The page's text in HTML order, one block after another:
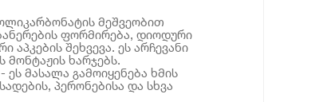
მეშვეობით
ფორმირება, დიოდური
აპკების შეხვევა. ეს არჩევანი
მონტაჟის ხარჯებს.
მასალა გამოიყენება ხმის
პერონებისა და სხვა